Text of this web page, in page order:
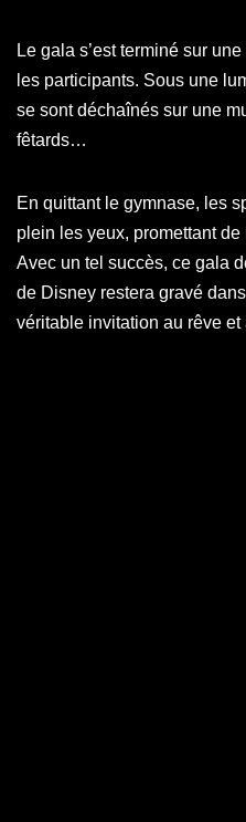
Le gala s’est terminé sur
les participants. Sous une
se sont déchaînés sur une
fêtards…
En quittant le gymnase, les
plein les yeux, promettant
Avec un tel succès, ce gala
de Disney restera gravé
véritable invitation au rêve et